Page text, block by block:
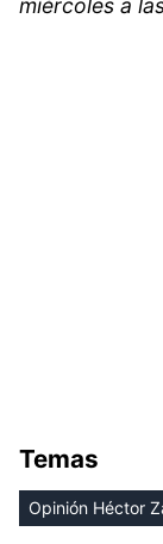
miércoles a
Temas
Opinión Héctor